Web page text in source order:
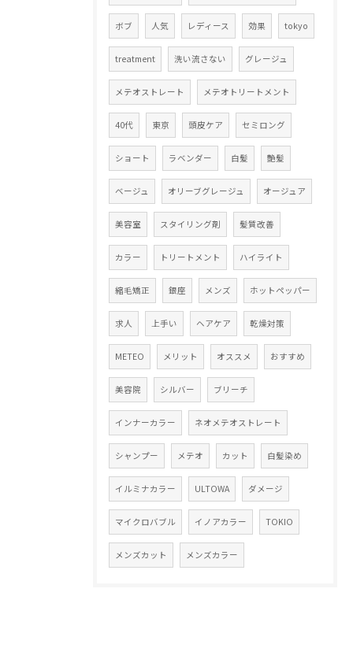
ボブ 人気 レディース 効果 tokyo
treatment 洗い流さない グレージュ
メテオストレート メテオトリートメント
40代 東京 頭皮ケア セミロング
ショート ラベンダー 白髪 艶髪
ベージュ オリーブグレージュ オージュア
美容室 スタイリング剤 髪質改善
カラー トリートメント ハイライト
縮毛矯正 銀座 メンズ ホットペッパー
求人 上手い ヘアケア 乾燥対策
METEO メリット オススメ おすすめ
美容院 シルバー ブリーチ
インナーカラー ネオメテオストレート
シャンプー メテオ カット 白髪染め
イルミナカラー ULTOWA ダメージ
マイクロバブル イノアカラー TOKIO
メンズカット メンズカラー